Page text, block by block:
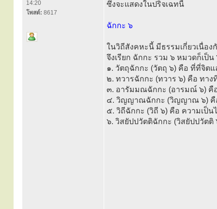
14:20
โพสต์: 8617
ซึ่งจะแสดงในปริจเฉทนี้
ฉักกะ ๖
ในวิถีสังคหะนี้ มีธรรมเกี่ยวเนื่อ
จึงเรียก ฉักกะ รวม ๖ หมวดก็เป็
๑. วัตถุฉักกะ (วัตถุ ๖) คือ ที่ที่จิตแ
๒. ทวารฉักกะ (ทวาร ๖) คือ ทา
๓. อารัมมณฉักกะ (อารมณ์ ๖) คือ
๔. วิญญาณฉักกะ (วิญญาณ ๖) คือ
๕. วิถีฉักกะ (วิถี ๖) คือ ความเป็น
๖. วิสยัปปวัตติฉักกะ (วิสยัปปวัต